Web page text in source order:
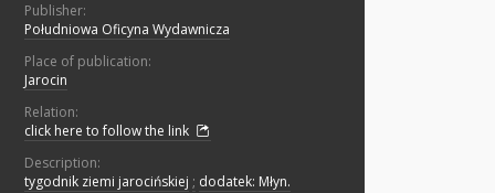
Publisher:
Południowa Oficyna Wydawnicza
Place of publication:
Jarocin
Relation:
click here to follow the link
Description:
tygodnik ziemi jarocińskiej ; dodatek: Młyn.